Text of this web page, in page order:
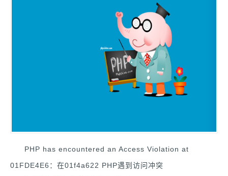
PHP has encountered an Access Violation at
01FDE4E6：在01f4a622 PHP遇到访问冲突